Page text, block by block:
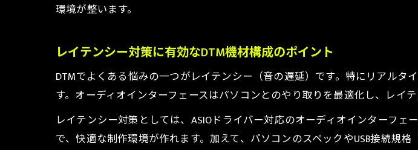
環境が整います。
レイテンシー対策に有効なDTM機材構成のポイント
DTMでよくある悩みの一つがレイテンシー（音の遅延）です。特にリアル
す。オーディオインターフェースはパソコンとのやり取りを最適化し、レイテ
レイテンシー対策としては、ASIOドライバー対応のオーディオインターフ
で、快適な制作環境が作れます。加えて、パソコンのスペックやUSB接続規